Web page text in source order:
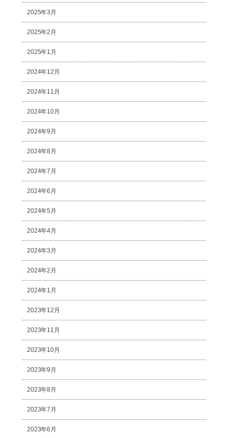
2025年3月
2025年2月
2025年1月
2024年12月
2024年11月
2024年10月
2024年9月
2024年8月
2024年7月
2024年6月
2024年5月
2024年4月
2024年3月
2024年2月
2024年1月
2023年12月
2023年11月
2023年10月
2023年9月
2023年8月
2023年7月
2023年6月